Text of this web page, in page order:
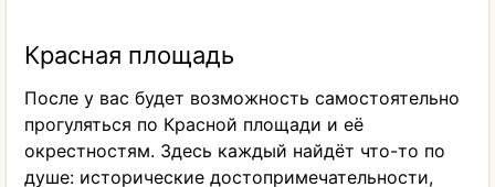
Красная площадь
После у вас будет возможность самостоятельно
прогуляться по Красной площади и её
окрестностям. Здесь каждый найдёт что-то по
душе: исторические достопримечательности,